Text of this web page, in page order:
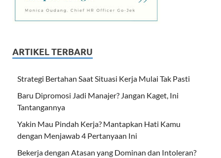
ARTIKEL TERBARU
Strategi Bertahan Saat Situasi Kerja Mulai Tak Pasti
Baru Dipromosi Jadi Manajer? Jangan Kaget, Ini
Tantangannya
Yakin Mau Pindah Kerja? Mantapkan Hati Kamu
dengan Menjawab 4 Pertanyaan Ini
Bekerja dengan Atasan yang Dominan dan Intoleran?